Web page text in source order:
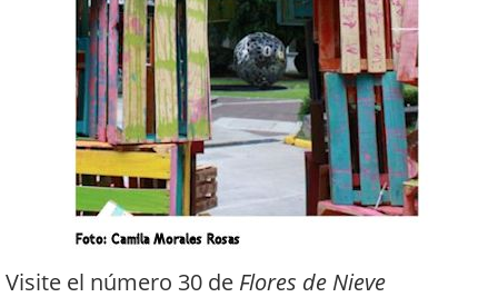
Visite el número 30 de Flores de Nieve